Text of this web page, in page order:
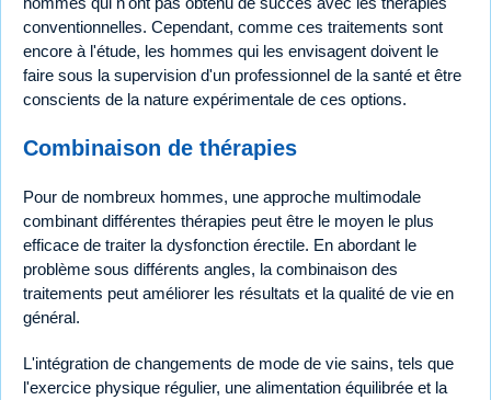
conventionnelles. Cependant, comme ces traitements sont
encore à l'étude, les hommes qui les envisagent doivent le
faire sous la supervision d'un professionnel de la santé et être
conscients de la nature expérimentale de ces options.
Combinaison de thérapies
Pour de nombreux hommes, une approche multimodale
combinant différentes thérapies peut être le moyen le plus
efficace de traiter la dysfonction érectile. En abordant le
problème sous différents angles, la combinaison des
traitements peut améliorer les résultats et la qualité de vie en
général.
L'intégration de changements de mode de vie sains, tels que
l'exercice physique régulier, une alimentation équilibrée et la